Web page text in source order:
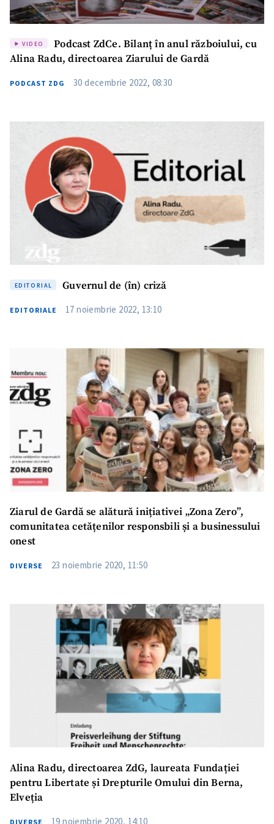
VIDEO
Podcast ZdCe. Bilanț în anul războiului, cu
Alina Radu, directoarea Ziarului de Gardă
PODCAST ZDG 30 decembrie 2022, 08:30
EDITORIAL Guvernul de (în) criză
EDITORIALE 17 noiembrie 2022, 13:10
Ziarul de Gardă se alătură inițiativei „Zona Zero”,
comunitatea cetățenilor responsbili și a businessului
onest
DIVERSE 23 noiembrie 2020, 11:50
Alina Radu, directoarea ZdG, laureata Fundației
pentru Libertate și Drepturile Omului din Berna,
Elveția
DIVERSE 19 noiembrie 2020, 14:10